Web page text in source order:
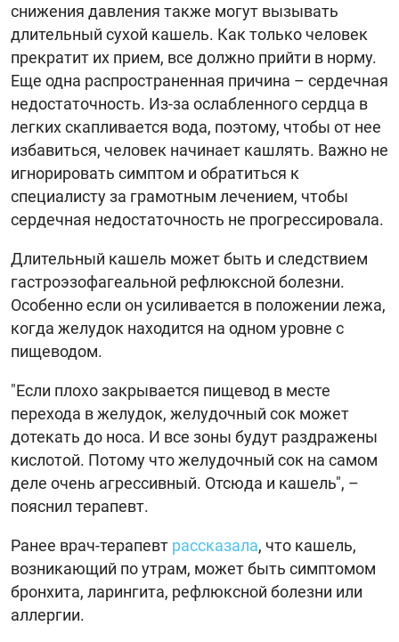
снижения давления также могут вызывать
длительный сухой кашель. Как только человек
прекратит их прием, все должно прийти в норму.
Еще одна распространенная причина – сердечная
недостаточность. Из-за ослабленного сердца в
легких скапливается вода, поэтому, чтобы от нее
избавиться, человек начинает кашлять. Важно не
игнорировать симптом и обратиться к
специалисту за грамотным лечением, чтобы
сердечная недостаточность не прогрессировала.
Длительный кашель может быть и следствием
гастроэзофагеальной рефлюксной болезни.
Особенно если он усиливается в положении лежа,
когда желудок находится на одном уровне с
пищеводом.
"Если плохо закрывается пищевод в месте
перехода в желудок, желудочный сок может
дотекать до носа. И все зоны будут раздражены
кислотой. Потому что желудочный сок на самом
деле очень агрессивный. Отсюда и кашель", –
пояснил терапевт.
Ранее врач-терапевт рассказала, что кашель,
возникающий по утрам, может быть симптомом
бронхита, ларингита, рефлюксной болезни или
аллергии.